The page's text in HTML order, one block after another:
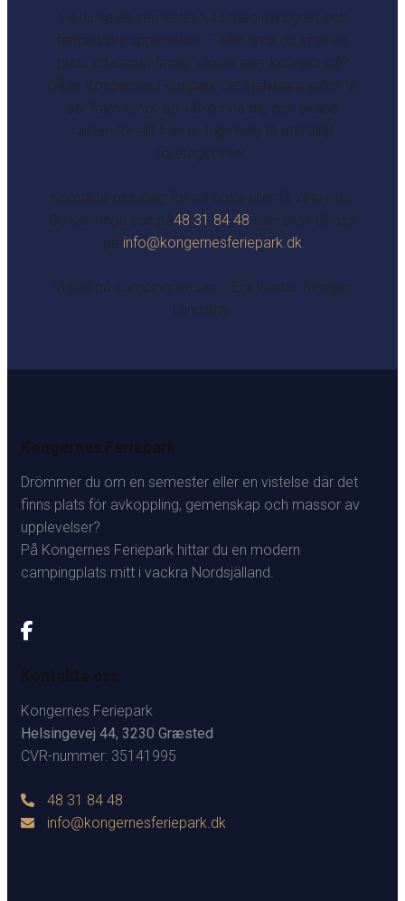
Vill du ha en semester fylld med mysighet och
fantastiska upplevelser – eller letar du efter en
plats att samla familj, vänner eller kollegor på?
Då är Kongernes Feriepark det självklara valet. Vi
ser fram emot att välkomna dig och skapa
ramen för allt från en lugn helg till ett roligt
företagsevent.
Kontakta oss idag för att boka eller få veta mer.
Du kan ringa oss på48 31 84 48 eller skriv till oss
på info@kongernesferiepark.dk
Vi ses på campingplatsen – Era värdar, familjen
Lundshøj.
Kongernes Feriepark
Drömmer du om en semester eller en vistelse där det
finns plats för avkoppling, gemenskap och massor av
upplevelser?
På Kongernes Feriepark hittar du en modern
campingplats mitt i vackra Nordsjälland.
Kontakta oss
Kongernes Feriepark
Helsingevej 44, 3230 Græsted
CVR-nummer: 35141995
48 31 84 48
info@kongernesferiepark.dk